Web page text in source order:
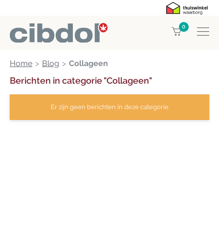
0
Home Blog Collageen
Berichten in categorie "Collageen"
Er zijn geen berichten in deze categorie